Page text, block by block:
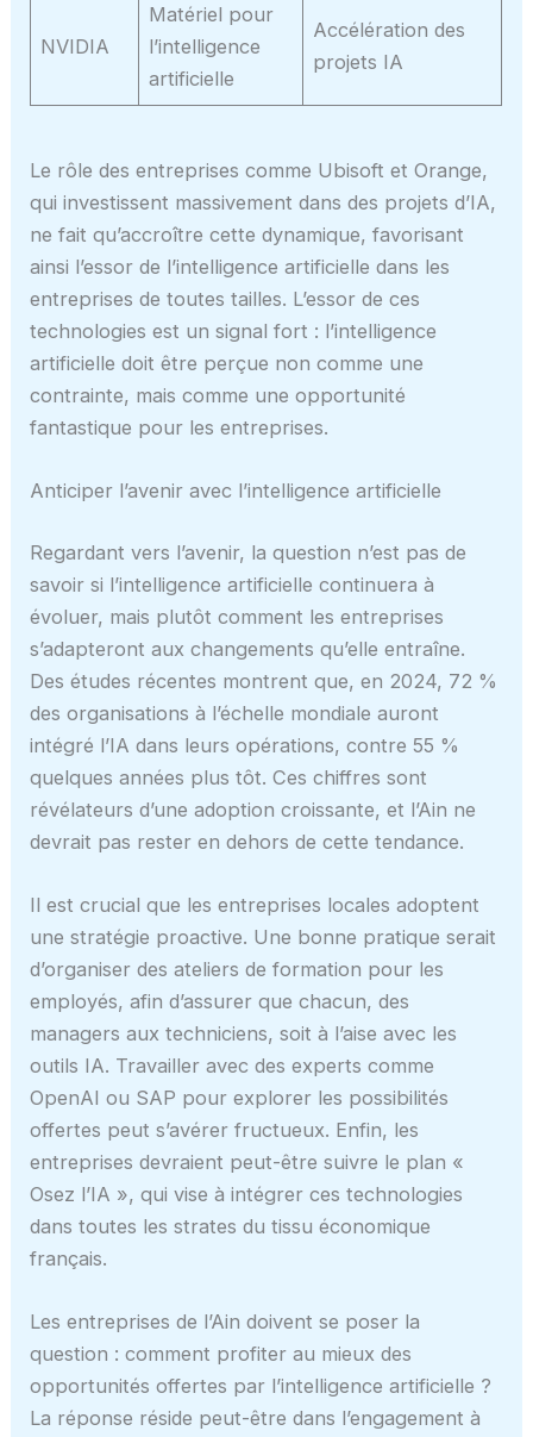
NVIDIA
Matériel pour
l’intelligence
artificielle
Accélération des
projets IA
Le rôle des entreprises comme Ubisoft et Orange,
qui investissent massivement dans des projets d’IA,
ne fait qu’accroître cette dynamique, favorisant
ainsi l’essor de l’intelligence artificielle dans les
entreprises de toutes tailles. L’essor de ces
technologies est un signal fort : l’intelligence
artificielle doit être perçue non comme une
contrainte, mais comme une opportunité
fantastique pour les entreprises.
Anticiper l’avenir avec l’intelligence artificielle
Regardant vers l’avenir, la question n’est pas de
savoir si l’intelligence artificielle continuera à
évoluer, mais plutôt comment les entreprises
s’adapteront aux changements qu’elle entraîne.
Des études récentes montrent que, en 2024, 72 %
des organisations à l’échelle mondiale auront
intégré l’IA dans leurs opérations, contre 55 %
quelques années plus tôt. Ces chiffres sont
révélateurs d’une adoption croissante, et l’Ain ne
devrait pas rester en dehors de cette tendance.
Il est crucial que les entreprises locales adoptent
une stratégie proactive. Une bonne pratique serait
d’organiser des ateliers de formation pour les
employés, afin d’assurer que chacun, des
managers aux techniciens, soit à l’aise avec les
outils IA. Travailler avec des experts comme
OpenAI ou SAP pour explorer les possibilités
offertes peut s’avérer fructueux. Enfin, les
entreprises devraient peut-être suivre le plan «
Osez l’IA », qui vise à intégrer ces technologies
dans toutes les strates du tissu économique
français.
Les entreprises de l’Ain doivent se poser la
question : comment profiter au mieux des
opportunités offertes par l’intelligence artificielle ?
La réponse réside peut-être dans l’engagement à